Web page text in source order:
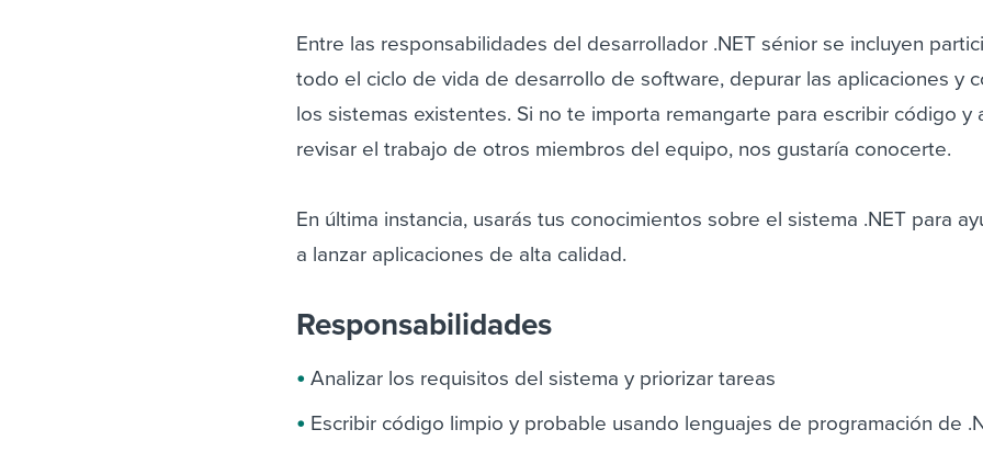
Entre las responsabilidades del desarrollador .NET sénior se incluyen
todo el ciclo de vida de desarrollo de software, depurar las aplicaciones y
los sistemas existentes. Si no te importa remangarte para escribir código y
revisar el trabajo de otros miembros del equipo, nos gustaría conocerte.
En última instancia, usarás tus conocimientos sobre el sistema .NET para
a lanzar aplicaciones de alta calidad.
Responsabilidades
Analizar los requisitos del sistema y priorizar tareas
Escribir código limpio y probable usando lenguajes de programación de